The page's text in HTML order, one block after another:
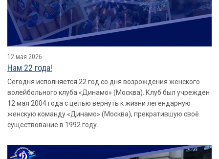
12 мая 2026
Нам 22 года!
Сегодня исполняется 22 год со дня возрождения женского
волейбольного клуба «Динамо» (Москва). Клуб был учрежден
12 мая 2004 года с целью вернуть к жизни легендарную
женскую команду «Динамо» (Москва), прекратившую своё
существование в 1992 году.